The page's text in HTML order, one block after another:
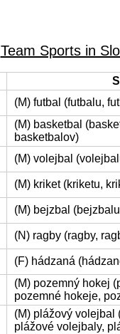
Team Sports in
(M) futbal (futbalu,
(M) basketbal
basketbalov)
(M) volejbal
(M) kriket (kriketu,
(M) bejzbal
(N) ragby (ragby,
(F) hádzaná
(M) pozemný hokej
pozemné hokeje,
(M) plážový volejbal
plážové volejbaly,